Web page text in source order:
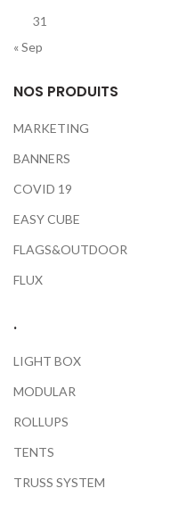
31
« Sep
NOS PRODUITS
MARKETING
BANNERS
COVID 19
EASY CUBE
FLAGS&OUTDOOR
FLUX
.
LIGHT BOX
MODULAR
ROLLUPS
TENTS
TRUSS SYSTEM